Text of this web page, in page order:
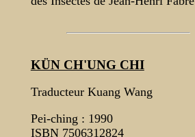
KÜN CH'UNG CHI
Traducteur Kuang Wang
Pei-ching : 1990
ISBN 7506312824